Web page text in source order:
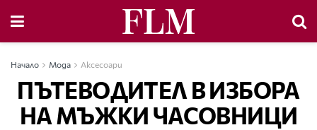
Начало Мода Аксесоари
ПЪТЕВОДИТЕЛ В ИЗБОРА
НА МЪЖКИ ЧАСОВНИЦИ